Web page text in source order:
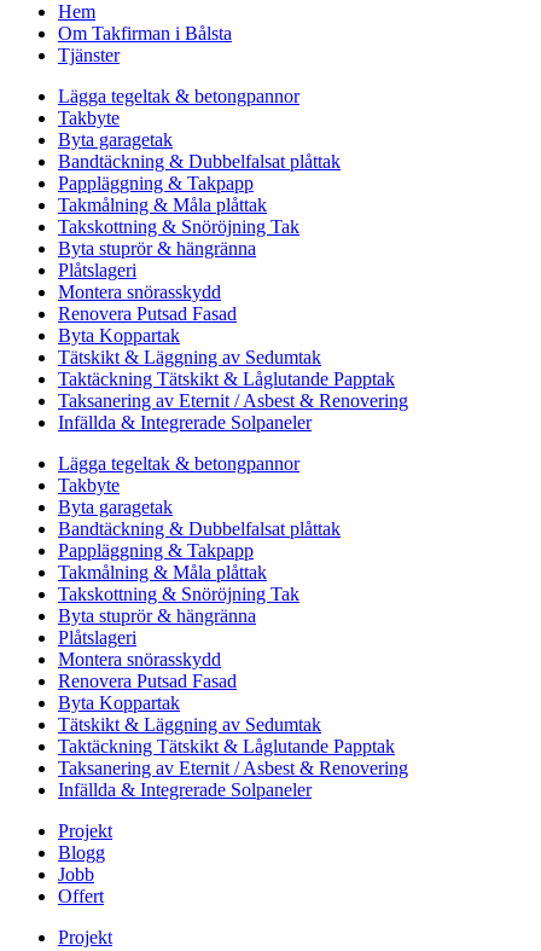
Hem
Om Takfirman i Bålsta
Tjänster
Lägga tegeltak & betongpannor
Takbyte
Byta garagetak
Bandtäckning & Dubbelfalsat plåttak
Pappläggning & Takpapp
Takmålning & Måla plåttak
Takskottning & Snöröjning Tak
Byta stuprör & hängränna
Plåtslageri
Montera snörasskydd
Renovera Putsad Fasad
Byta Koppartak
Tätskikt & Läggning av Sedumtak
Taktäckning Tätskikt & Låglutande Papptak
Taksanering av Eternit / Asbest & Renovering
Infällda & Integrerade Solpaneler
Lägga tegeltak & betongpannor
Takbyte
Byta garagetak
Bandtäckning & Dubbelfalsat plåttak
Pappläggning & Takpapp
Takmålning & Måla plåttak
Takskottning & Snöröjning Tak
Byta stuprör & hängränna
Plåtslageri
Montera snörasskydd
Renovera Putsad Fasad
Byta Koppartak
Tätskikt & Läggning av Sedumtak
Taktäckning Tätskikt & Låglutande Papptak
Taksanering av Eternit / Asbest & Renovering
Infällda & Integrerade Solpaneler
Projekt
Blogg
Jobb
Offert
Projekt